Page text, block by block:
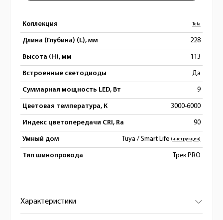
Коллекция Teta
Длина (Глубина) (L), мм 228
Высота (H), мм 113
Встроенные светодиоды Да
Суммарная мощность LED, Вт 9
Цветовая температура, К 3000-6000
Индекс цветопередачи CRI, Ra 90
Умный дом Tuya / Smart Life (инструкция)
Тип шинопровода Трек PRO
Характеристики